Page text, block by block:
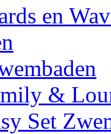
en
&
Set